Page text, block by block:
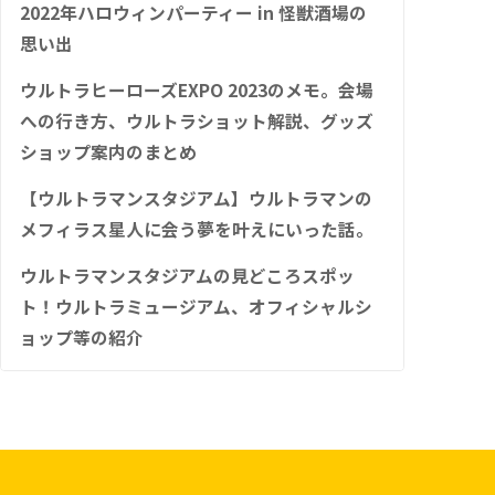
2022年ハロウィンパーティー in 怪獣酒場の
思い出
ウルトラヒーローズEXPO 2023のメモ。会場
への行き方、ウルトラショット解説、グッズ
ショップ案内のまとめ
【ウルトラマンスタジアム】ウルトラマンの
メフィラス星人に会う夢を叶えにいった話。
ウルトラマンスタジアムの見どころスポッ
ト！ウルトラミュージアム、オフィシャルシ
ョップ等の紹介